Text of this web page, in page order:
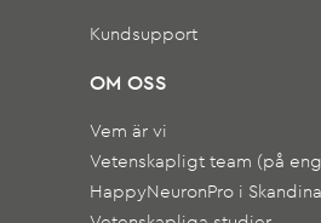
Kundsupport
OM OSS
Vem är vi
Vetenskapligt team (på
HappyNeuronPro i